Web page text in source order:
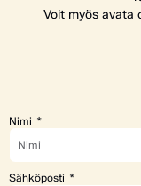
Voit myös avata
Nimi
Sähköposti